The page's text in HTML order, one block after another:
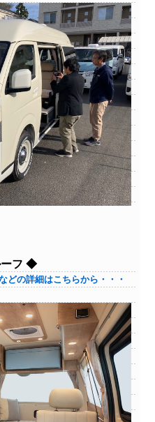
ーフ ◆
どの詳細はこちらから・・・